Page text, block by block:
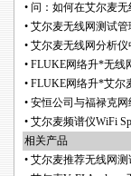
• 问：如何在艾尔麦无
• 艾尔麦无线网测试
• 艾尔麦无线网分析仪
• FLUKE网络升*无线
• FLUKE网络升*艾尔
• 安恒公司与福禄克
• 艾尔麦频谱仪WiFi
相关产品
• 艾尔麦推荐无线网